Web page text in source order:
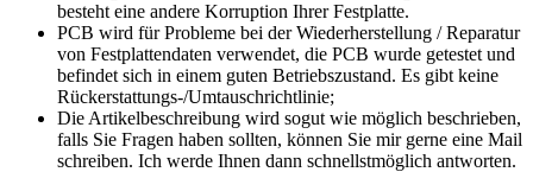
besteht eine andere Korruption Ihrer Festplatte.
PCB wird für Probleme bei der Wiederherstellung / Reparatur
von Festplattendaten verwendet, die PCB wurde getestet und
befindet sich in einem guten Betriebszustand. Es gibt keine
Rückerstattungs-/Umtauschrichtlinie;
Die Artikelbeschreibung wird sogut wie möglich beschrieben,
falls Sie Fragen haben sollten, können Sie mir gerne eine Mail
schreiben. Ich werde Ihnen dann schnellstmöglich antworten.